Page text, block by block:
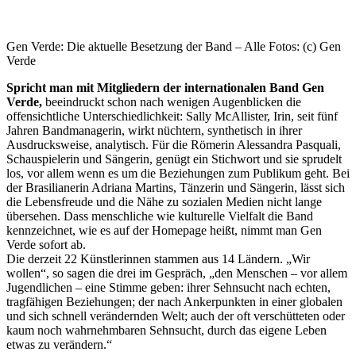
Gen Verde: Die aktuelle Besetzung der Band – Alle Fotos: (c) Gen
Verde
Spricht man mit Mitgliedern der internationalen Band Gen
Verde, beeindruckt schon nach wenigen Augenblicken die
offensichtliche Unterschiedlichkeit: Sally McAllister, Irin, seit fünf
Jahren Bandmanagerin, wirkt nüchtern, synthetisch in ihrer
Ausdrucksweise, analytisch. Für die Römerin Alessandra Pasquali,
Schauspielerin und Sängerin, genügt ein Stichwort und sie sprudelt
los, vor allem wenn es um die Beziehungen zum Publikum geht. Bei
der Brasilianerin Adriana Martins, Tänzerin und Sängerin, lässt sich
die Lebensfreude und die Nähe zu sozialen Medien nicht lange
übersehen. Dass menschliche wie kulturelle Vielfalt die Band
kennzeichnet, wie es auf der Homepage heißt, nimmt man Gen
Verde sofort ab.
Die derzeit 22 Künstlerinnen stammen aus 14 Ländern. „Wir
wollen“, so sagen die drei im Gespräch, „den Menschen – vor allem
Jugendlichen – eine Stimme geben: ihrer Sehnsucht nach echten,
tragfähigen Beziehungen; der nach Ankerpunkten in einer globalen
und sich schnell verändernden Welt; auch der oft verschütteten oder
kaum noch wahrnehmbaren Sehnsucht, durch das eigene Leben
etwas zu verändern.“